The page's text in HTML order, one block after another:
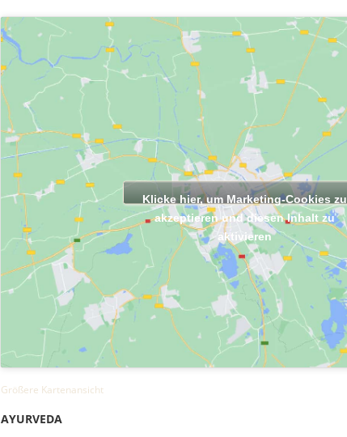
Klicke hier, um Marketing-Cookies zu
akzeptieren und diesen Inhalt zu
aktivieren
Größere Kartenansicht
AYURVEDA